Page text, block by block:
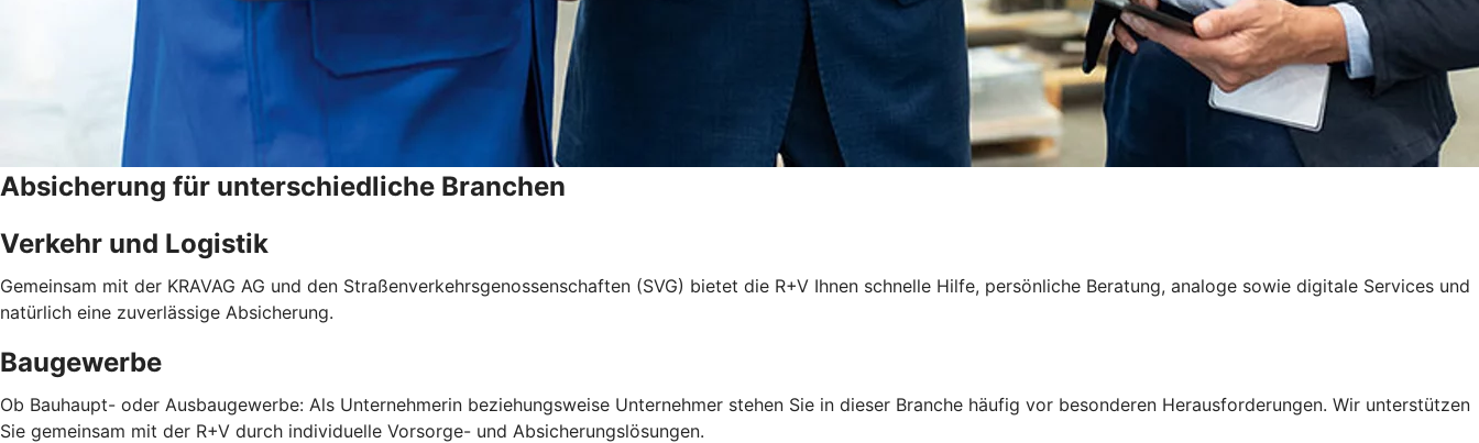
Absicherung für unterschiedliche Branchen
Verkehr und Logistik
Gemeinsam mit der KRAVAG AG und den Straßenverkehrsgenossenschaften (SVG) bietet die R+V Ihnen schnelle Hilfe, persönliche Beratung, analoge sowie digitale Services und
natürlich eine zuverlässige Absicherung.
Baugewerbe
Ob Bauhaupt- oder Ausbaugewerbe: Als Unternehmerin beziehungsweise Unternehmer stehen Sie in dieser Branche häufig vor besonderen Herausforderungen. Wir unterstützen
Sie gemeinsam mit der R+V durch individuelle Vorsorge- und Absicherungslösungen.